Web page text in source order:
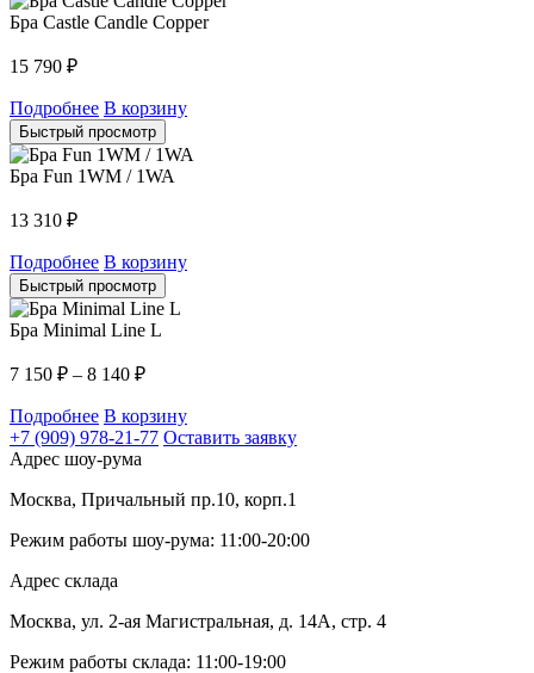
Бра Castle Candle Copper
15 790 ₽
Подробнее В корзину
Быстрый просмотр
Бра Fun 1WM / 1WA
13 310 ₽
Подробнее В корзину
Быстрый просмотр
Бра Minimal Line L
7 150 ₽ – 8 140 ₽
Подробнее В корзину
+7 (909) 978-21-77 Оставить заявку
Адрес шоу-рума
Москва, Причальный пр.10, корп.1
Режим работы шоу-рума: 11:00-20:00
Адрес склада
Москва, ул. 2-ая Магистральная, д. 14А, стр. 4
Режим работы склада: 11:00-19:00